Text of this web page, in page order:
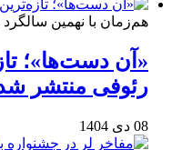
هم‌زمان با نهمین
«آن دست‌ها»؛
رئوفی منتشر
08 دی 1404